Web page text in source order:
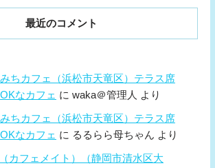
最近のコメント
みちカフェ（浜松市天竜区）テラス席
なカフェ に waka＠管理人 より
みちカフェ（浜松市天竜区）テラス席
なカフェ に るるらら母ちゃん より
カフェメイト）（静岡市清水区大